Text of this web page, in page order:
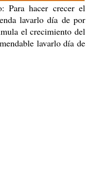
Para hacer crecer el
lavarlo día de por
el crecimiento del
lavarlo día de